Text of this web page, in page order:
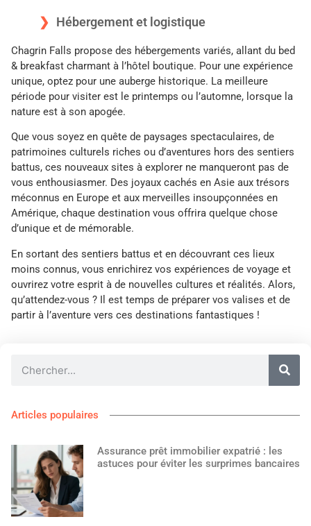
Hébergement et logistique
Chagrin Falls propose des hébergements variés, allant du bed
& breakfast charmant à l’hôtel boutique. Pour une expérience
unique, optez pour une auberge historique. La meilleure
période pour visiter est le printemps ou l’automne, lorsque la
nature est à son apogée.
Que vous soyez en quête de paysages spectaculaires, de
patrimoines culturels riches ou d’aventures hors des sentiers
battus, ces nouveaux sites à explorer ne manqueront pas de
vous enthousiasmer. Des joyaux cachés en Asie aux trésors
méconnus en Europe et aux merveilles insoupçonnées en
Amérique, chaque destination vous offrira quelque chose
d’unique et de mémorable.
En sortant des sentiers battus et en découvrant ces lieux
moins connus, vous enrichirez vos expériences de voyage et
ouvrirez votre esprit à de nouvelles cultures et réalités. Alors,
qu’attendez-vous ? Il est temps de préparer vos valises et de
partir à l’aventure vers ces destinations fantastiques !
Articles populaires
Assurance prêt immobilier expatrié : les
astuces pour éviter les surprimes bancaires